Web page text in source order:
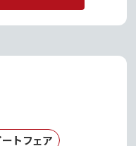
トフェア